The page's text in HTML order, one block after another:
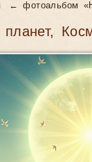
← фотоальбом